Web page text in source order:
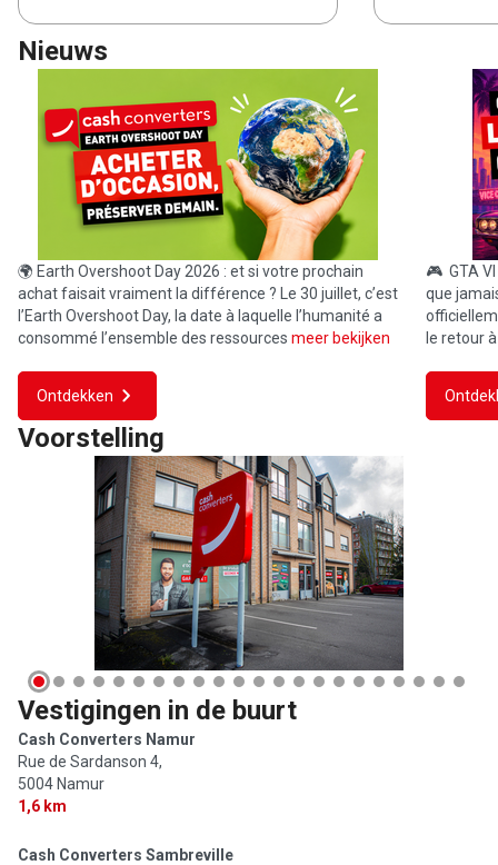
Nieuws
🌍 Earth Overshoot Day 2026 : et si votre prochain
achat faisait vraiment la différence ? Le 30 juillet, c’est
l’Earth Overshoot Day, la date à laquelle l’humanité a
consommé l’ensemble des ressources meer bekijken
Ontdekken
🎮 GTA
que
le retour
Voorstelling
Vestigingen in de buurt
Cash Converters Namur
Rue de Sardanson 4,
5004 Namur
1,6 km
Cash Converters Sambreville